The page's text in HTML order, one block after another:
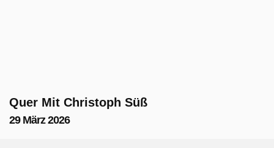
Quer Mit Christoph Süß
29 März 2026